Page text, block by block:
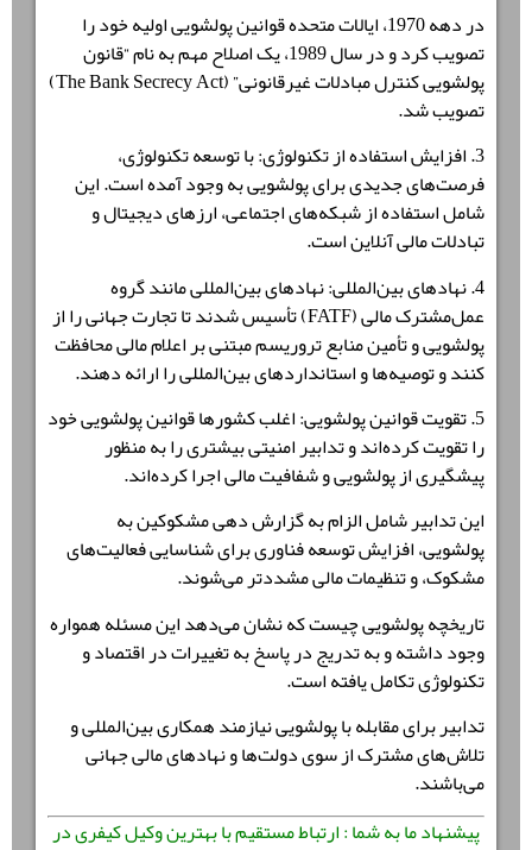
در دهه 1970، ایالات متحده قوانین پولشویی اولیه خود را
تصویب کرد و در سال 1989، یک اصلاح مهم به نام “قانون
پولشویی کنترل مبادلات غیرقانونی” (The Bank Secrecy Act)
تصویب شد.
3. افزایش استفاده از تکنولوژی: با توسعه تکنولوژی،
فرصت‌های جدیدی برای پولشویی به وجود آمده است. این
شامل استفاده از شبکه‌های اجتماعی، ارزهای دیجیتال و
تبادلات مالی آنلاین است.
4. نهادهای بین‌المللی: نهادهای بین‌المللی مانند گروه
عمل‌مشترک مالی (FATF) تأسیس شدند تا تجارت جهانی را از
پولشویی و تأمین منابع تروریسم مبتنی بر اعلام مالی محافظت
کنند و توصیه‌ها و استانداردهای بین‌المللی را ارائه دهند.
5. تقویت قوانین پولشویی: اغلب کشورها قوانین پولشویی خود
را تقویت کرده‌اند و تدابیر امنیتی بیشتری را به منظور
پیشگیری از پولشویی و شفافیت مالی اجرا کرده‌اند.
این تدابیر شامل الزام به گزارش دهی مشکوکین به
پولشویی، افزایش توسعه فناوری برای شناسایی فعالیت‌های
مشکوک، و تنظیمات مالی مشددتر می‌شوند.
تاریخچه پولشویی چیست که نشان می‌دهد این مسئله همواره
وجود داشته و به تدریج در پاسخ به تغییرات در اقتصاد و
تکنولوژی تکامل یافته است.
تدابیر برای مقابله با پولشویی نیازمند همکاری بین‌المللی و
تلاش‌های مشترک از سوی دولت‌ها و نهادهای مالی جهانی
می‌باشند.
پیشنهاد ما به شما : ارتباط مستقیم با بهترین وکیل کیفری در